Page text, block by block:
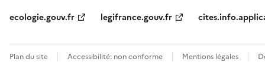
ecologie.gouv.fr
legifrance.gouv.fr
Plan du site Accessibilité: non conforme Mentions légales